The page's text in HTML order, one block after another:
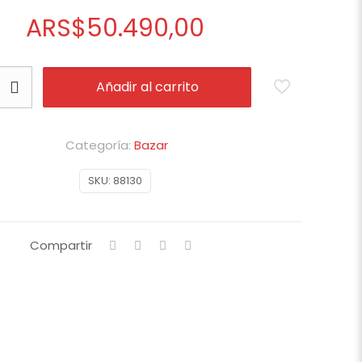
ARS$50.490,00
Añadir al carrito
SKU: 88130
Categoría: Bazar
Compartir